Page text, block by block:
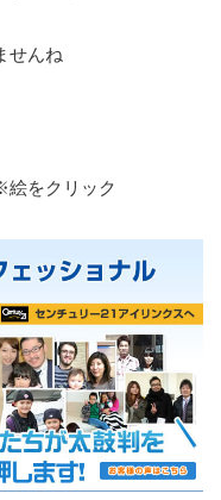
せんね
をクリック